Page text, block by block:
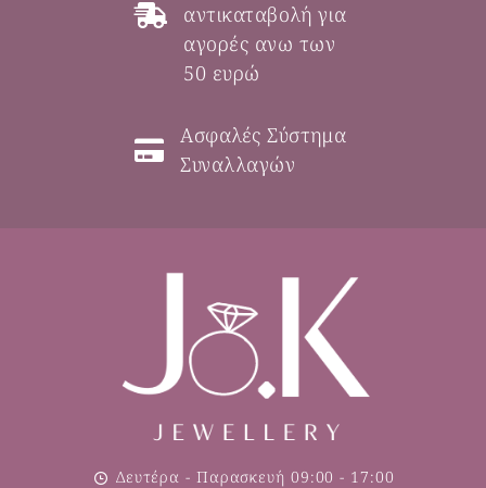
αντικαταβολή για
αγορές ανω των
50 ευρώ
Ασφαλές Σύστημα
Συναλλαγών
Δευτέρα - Παρασκευή 09:00 - 17:00